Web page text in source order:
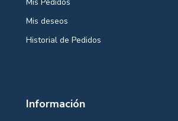
Mis deseos
Historial de Pedidos
Información